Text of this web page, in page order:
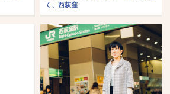
く、西荻窪